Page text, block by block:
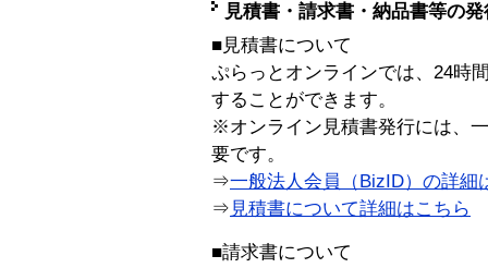
見積書・請求書・納品書等の
■見積書について
ぷらっとオンラインでは、24時
することができます。
※オンライン見積書発行には、
要です。
⇒一般法人会員（BizID）の詳細
⇒ 見積書について詳細はこちら
■請求書について